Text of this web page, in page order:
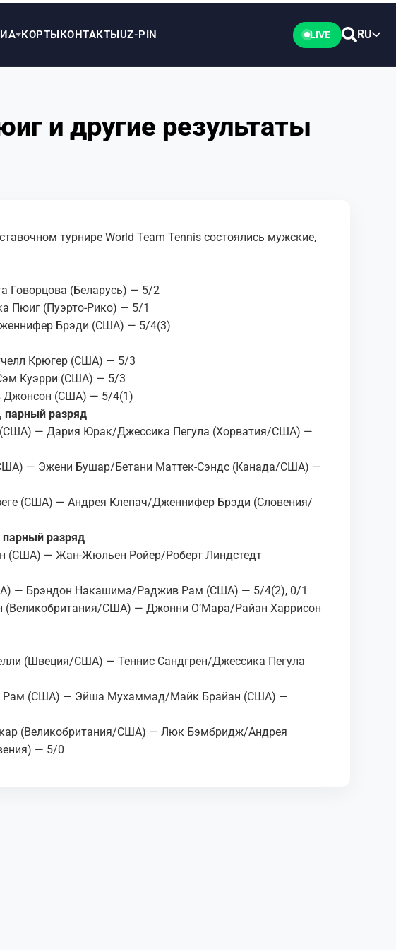
КОРТЫКОНТАКТЫUZ-PIN LIVE RU
и другие результаты
турнире World Team Tennis состоялись мужские,
Говорцова (Беларусь) — 5/2
Пюиг (Пуэрто-Рико) — 5/1
Брэди (США) — 5/4(3)
Крюгер (США) — 5/3
Куэрри (США) — 5/3
Джонсон (США) — 5/4(1)
парный разряд
(США) — Дария Юрак/Джессика Пегула (Хорватия/США) —
— Эжени Бушар/Бетани Маттек-Сэндс (Канада/США) —
(США) — Андрея Клепач/Дженнифер Брэди (Словения/
разряд
(США) — Жан-Жюльен Ройер/Роберт Линдстедт
— Брэндон Накашима/Раджив Рам (США) — 5/4(2), 0/1
США) — Джонни О’Мара/Райан Харрисон
(Швеция/США) — Теннис Сандгрен/Джессика Пегула
Рам (США) — Эйша Мухаммад/Майк Брайан (США) —
(Великобритания/США) — Люк Бэмбридж/Андрея
— 5/0